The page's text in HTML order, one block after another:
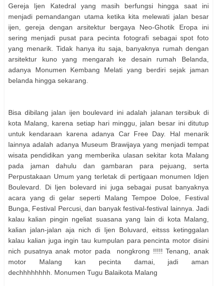
Gereja Ijen Katedral yang masih berfungsi hingga saat ini
menjadi pemandangan utama ketika kita melewati jalan besar
ijen, gereja dengan arsitektur bergaya Neo-Ghotik Eropa ini
sering menjadi pusat para pecinta fotografi sebagai spot foto
yang menarik. Tidak hanya itu saja, banyaknya rumah dengan
arsitektur kuno yang mengarah ke desain rumah Belanda,
adanya Monumen Kembang Melati yang berdiri sejak jaman
belanda hingga sekarang.
Bisa dibilang jalan ijen boulevard ini adalah jalanan tersibuk di
kota Malang, karena setiap hari minggu, jalan besar ini ditutup
untuk kendaraan karena adanya Car Free Day. Hal menarik
lainnya adalah adanya Museum Brawijaya yang menjadi tempat
wisata pendidikan yang memberika ulasan sekitar kota Malang
pada jaman dahulu dan gambaran para pejuang, serta
Perpustakaan Umum yang terletak di pertigaan monumen Idjen
Boulevard. Di Ijen bolevard ini juga sebagai pusat banyaknya
acara yang di gelar seperti Malang Tempoe Doloe, Festival
Bunga, Festival Percusi, dan banyak festival-festival lainnya. Jadi
kalau kalian pingin ngeliat suasana yang lain di kota Malang,
kalian jalan-jalan aja nich di Ijen Boluvard, eitsss ketinggalan
kalau kalian juga ingin tau kumpulan para pencinta motor disini
nich pusatnya anak motor pada nongkrong !!!!! Tenang, anak
motor Malang kan pecinta damai, jadi aman
dechhhhhhhh.
Monumen Tugu Balaikota Malang